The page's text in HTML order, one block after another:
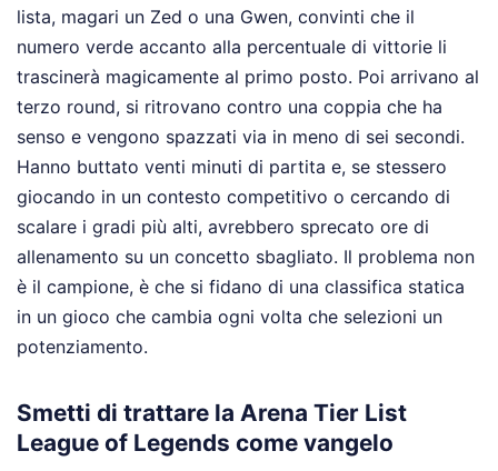
lista, magari un Zed o una Gwen, convinti che il
numero verde accanto alla percentuale di vittorie li
trascinerà magicamente al primo posto. Poi arrivano al
terzo round, si ritrovano contro una coppia che ha
senso e vengono spazzati via in meno di sei secondi.
Hanno buttato venti minuti di partita e, se stessero
giocando in un contesto competitivo o cercando di
scalare i gradi più alti, avrebbero sprecato ore di
allenamento su un concetto sbagliato. Il problema non
è il campione, è che si fidano di una classifica statica
in un gioco che cambia ogni volta che selezioni un
potenziamento.
Smetti di trattare la Arena Tier List
League of Legends come vangelo